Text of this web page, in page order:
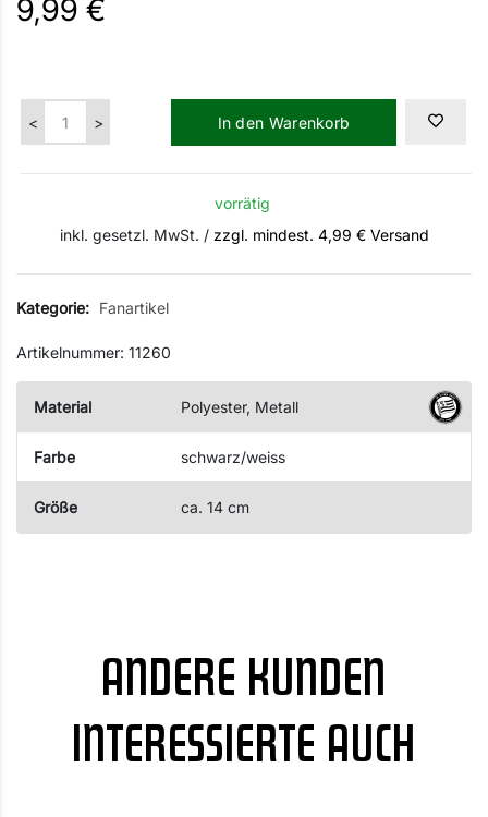
9,99 €
In den Warenkorb
vorrätig
inkl. gesetzl. MwSt. / zzgl. mindest. 4,99 € Versand
Kategorie: Fanartikel
Artikelnummer: 11260
Material Polyester, Metall
Farbe schwarz/weiss
Größe ca. 14 cm
ANDERE KUNDEN
INTERESSIERTE AUCH